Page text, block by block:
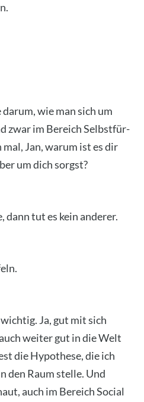
wie man sich um
zwar im Bereich Selbst­für­
Jan, war­um ist es dir
um dich sorgst?
dann tut es kein ande­rer.
Ja, gut mit sich
wei­ter gut in die Welt
die Hypo­the­se, die ich
den Raum stel­le. Und
auch im Bereich Social